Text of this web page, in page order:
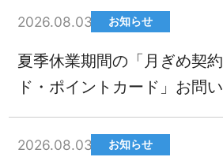
2026.08.03 お知らせ
夏季休業期間の「月ぎめ契
ド・ポイントカード」お問
2026.08.03 お知らせ